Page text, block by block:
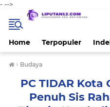
- -->
Home Terpopuler
› Budaya
PC TIDAR
Penuh Sis